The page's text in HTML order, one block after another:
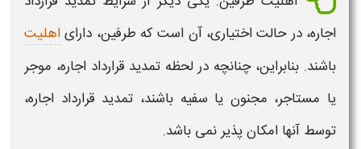
اجاره، در حالت اختیاری، آن است که طرفین، دارایاهلیت
باشند. بنابراین، چنانچه در لحظه تمدید قرارداد اجاره، موجر
یا مستاجر، مجنون یا سفیه باشند، تمدید قرارداد اجاره،
توسط آنها امکان پذیر نمی باشد.